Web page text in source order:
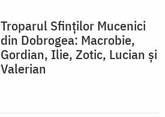
Troparul Sfinților Mucenici
din Dobrogea: Macrobie,
Gordian, Ilie, Zotic, Lucian și
Valerian